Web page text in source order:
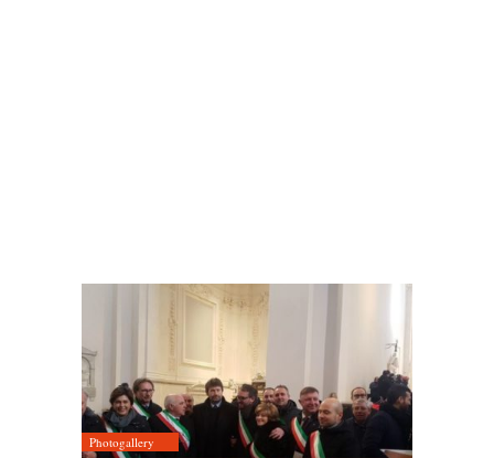
Photogallery